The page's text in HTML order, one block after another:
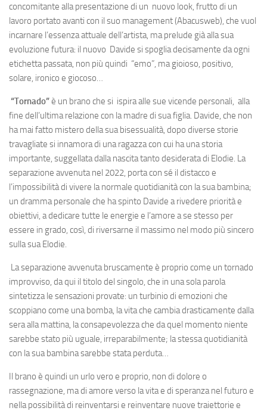
concomitante alla presentazione di un nuovo look, frutto di un
lavoro portato avanti con il suo management (Abacusweb), che vuol
incarnare l’essenza attuale dell’artista, ma prelude già alla sua
evoluzione futura: il nuovo Davide si spoglia decisamente da ogni
etichetta passata, non più quindi “emo”, ma gioioso, positivo,
solare, ironico e giocoso…
“Tornado”è un brano che si ispira alle sue vicende personali, alla
fine dell’ultima relazione con la madre di sua figlia. Davide, che non
ha mai fatto mistero della sua bisessualità, dopo diverse storie
travagliate si innamora di una ragazza con cui ha una storia
importante, suggellata dalla nascita tanto desiderata di Elodie. La
separazione avvenuta nel 2022, porta con sé il distacco e
l’impossibilità di vivere la normale quotidianità con la sua bambina;
un dramma personale che ha spinto Davide a rivedere priorità e
obiettivi, a dedicare tutte le energie e l’amore a se stesso per
essere in grado, così, di riversarne il massimo nel modo più sincero
sulla sua Elodie.
La separazione avvenuta bruscamente è proprio come un tornado
improvviso, da qui il titolo del singolo, che in una sola parola
sintetizza le sensazioni provate: un turbinio di emozioni che
scoppiano come una bomba, la vita che cambia drasticamente dalla
sera alla mattina, la consapevolezza che da quel momento niente
sarebbe stato più uguale, irreparabilmente; la stessa quotidianità
con la sua bambina sarebbe stata perduta…
Il brano è quindi un urlo vero e proprio, non di dolore o
rassegnazione, ma di amore verso la vita e di speranza nel futuro e
nella possibilità di reinventarsi e reinventare nuove traiettorie e